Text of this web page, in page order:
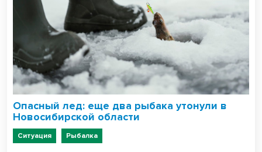
Опасный лед: еще два рыбака утонули в
Новосибирской области
Ситуация Рыбалка